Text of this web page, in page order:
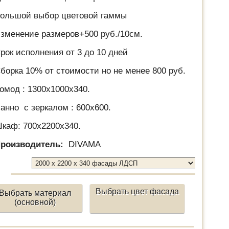
выбор цветовой гаммы
размеров+500 руб./10см.
исполнения от 3 до 10 дней
10% от стоимости но не менее 800 руб.
: 1300х1000х340.
с зеркалом : 600х600.
700х2200х340.
DIVAMA
Выбрать материал
(основной)
Выбрать цвет фасада